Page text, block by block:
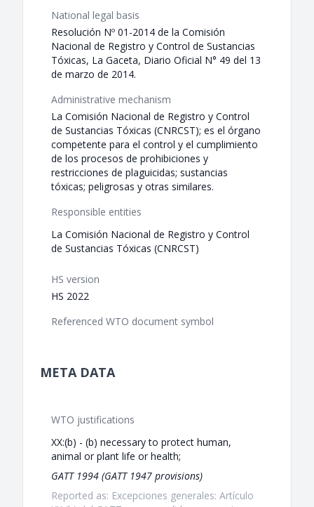
National legal basis
Resolución Nº 01-2014 de la Comisión
Nacional de Registro y Control de Sustancias
Tóxicas, La Gaceta, Diario Oficial N° 49 del 13
de marzo de 2014.
Administrative mechanism
La Comisión Nacional de Registro y Control
de Sustancias Tóxicas (CNRCST); es el órgano
competente para el control y el cumplimiento
de los procesos de prohibiciones y
restricciones de plaguicidas; sustancias
tóxicas; peligrosas y otras similares.
Responsible entities
La Comisión Nacional de Registro y Control
de Sustancias Tóxicas (CNRCST)
HS version
HS 2022
Referenced WTO document symbol
META DATA
WTO justifications
XX:(b) - (b) necessary to protect human,
animal or plant life or health;
GATT 1994 (GATT 1947 provisions)
Reported as: Excepciones generales: Artículo